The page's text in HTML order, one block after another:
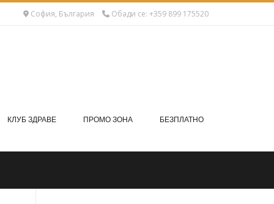
София, България Обади се: +359 899 175520
КЛУБ ЗДРАВЕ ПРОМО ЗОНА БЕЗПЛАТНО